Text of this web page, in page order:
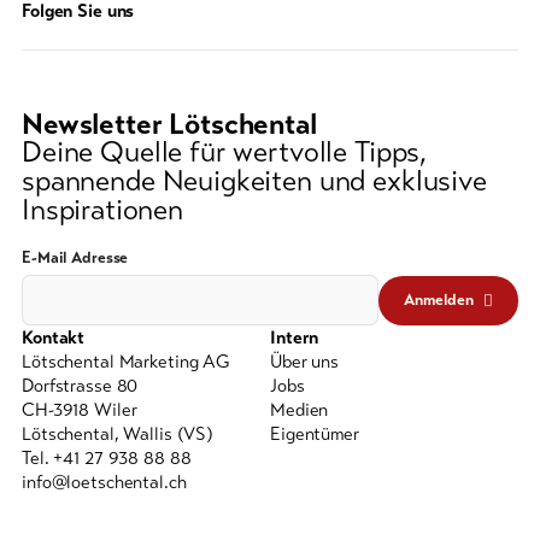
Folgen Sie uns
Newsletter Lötschental
Deine Quelle für wertvolle Tipps,
spannende Neuigkeiten und exklusive
Inspirationen
E-Mail Adresse
Anmelden
Kontakt
Lötschental Marketing AG
Dorfstrasse 80
CH-3918 Wiler
Lötschental, Wallis (VS)
Tel. +41 27 938 88 88
info@loetschental.ch
Intern
Über uns
Jobs
Medien
Eigentümer